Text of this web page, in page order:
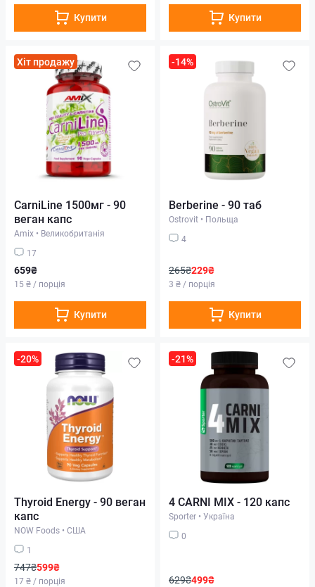
Купити Купити
Хіт продажу
CarniLine 1500мг - 90
веган капс
Amix • Великобританія
17
659₴
15 ₴ / порція
Купити
-14%
Berberine - 90 таб
Ostrovit • Польща
4
265₴229₴
3 ₴ / порція
Купити
-20%
Thyroid Energy - 90 веган
капс
NOW Foods • США
1
747₴599₴
17 ₴ / порція
-21%
4 CARNI MIX - 120 капс
Sporter • Україна
0
629₴499₴